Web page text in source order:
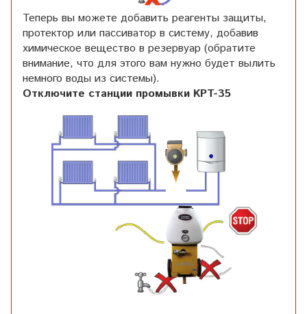
Теперь вы можете добавить реагенты защиты,
протектор или пассиватор в систему, добавив
химическое вещество в резервуар (обратите
внимание, что для этого вам нужно будет вылить
немного воды из системы).
Отключите станции промывки KPT-35